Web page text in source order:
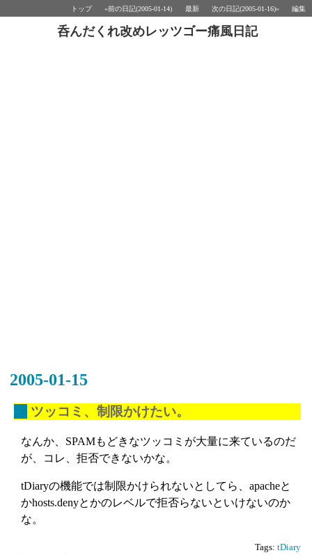
トップ «前の日記(2005-01-14) 最新 次の日記(2005-01-16)» 編集
呑んだくれ改めレッツゴー痛風日記
2005-01-15
ツッコミ、制限かけたい。
なんか、SPAMもどきなツッコミが大量に来ているのだ
が、コレ、拒否できないかな。
tDiaryの機能では制限かけられないとしてら、apacheと
かhosts.denyとかのレベルで拒否らないといけないのか
な。
Tags: tDiary